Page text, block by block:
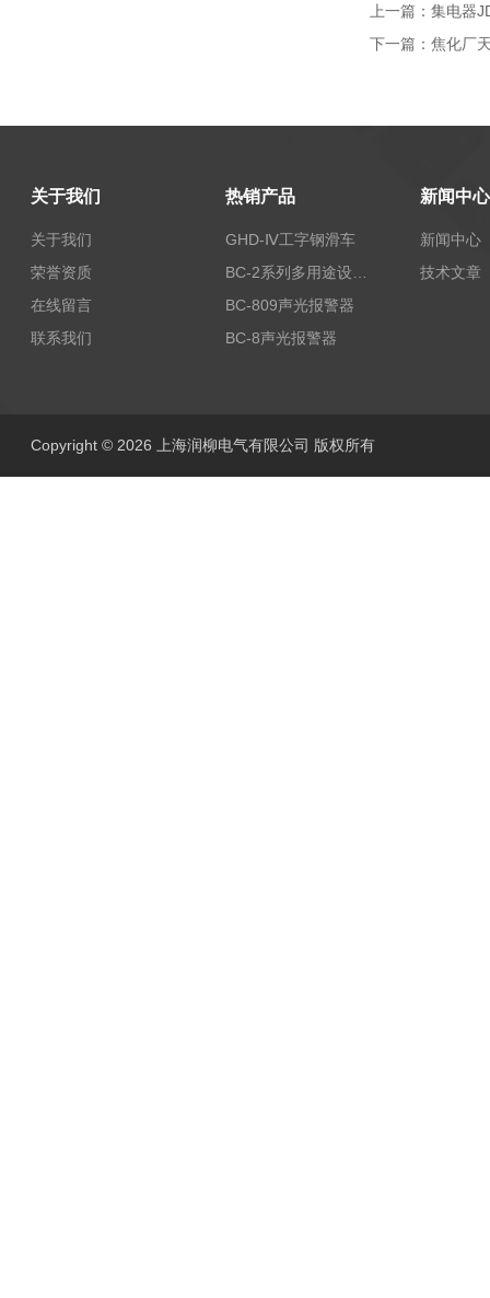
上一篇： 集电器
下一篇： 焦化厂
关于我们
关于我们
荣誉资质
在线留言
联系我们
热销产品
GHD-Ⅳ工字钢滑车
BC-809声光报警器
BC-8声光报警器
新闻中心
新闻中心
技术文章
Copyright © 2026 上海润柳电气有限公司 版权所有